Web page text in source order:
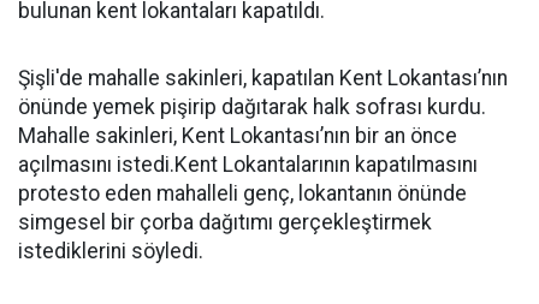
bulunan kent lokantaları kapatıldı.
Şişli'de mahalle sakinleri, kapatılan Kent Lokantası’nın
önünde yemek pişirip dağıtarak halk sofrası kurdu.
Mahalle sakinleri, Kent Lokantası’nın bir an önce
açılmasını istedi.Kent Lokantalarının kapatılmasını
protesto eden mahalleli genç, lokantanın önünde
simgesel bir çorba dağıtımı gerçekleştirmek
istediklerini söyledi.